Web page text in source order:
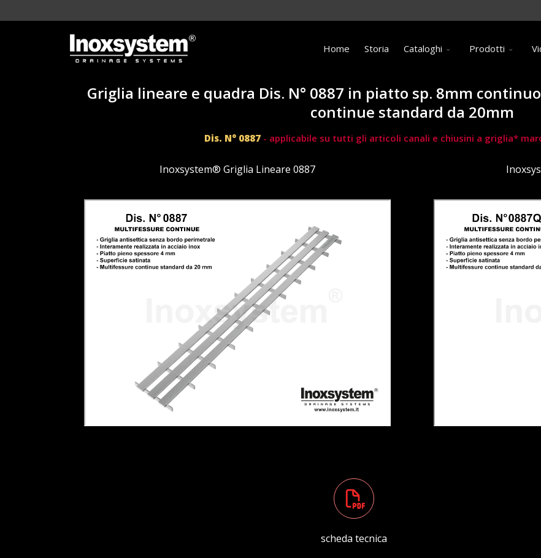
Home Storia Cataloghi Prodotti
Griglia lineare e quadra Dis. N° 0887 in piatto sp. 8mm
continue standard da 20mm
Dis. N° 0887 - applicabile su tutti gli articoli canali e chiusini a griglia*
Inoxsystem® Griglia Lineare 0887
scheda tecnica